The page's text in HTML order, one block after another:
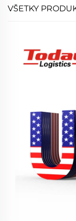
VŠETKY